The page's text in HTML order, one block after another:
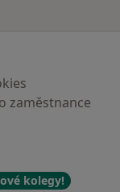
zaměstnance
kolegy!